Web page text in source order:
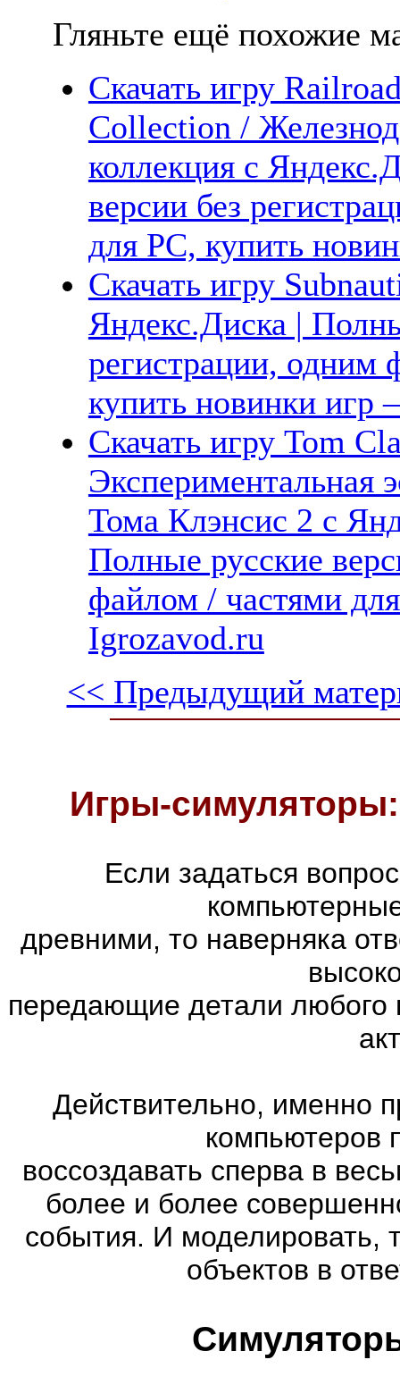
Гляньте ещё похожие
Скачать игру
Collection /
коллекция с
версии без
для PC, купить
Скачать игру
Яндекс.Диска |
регистрации, одним
купить новинки
Скачать игру Tom
Экспериментальная
Тома Клэнсис 2 с
Полные русские
файлом / частями
Igrozavod.ru
<< Предыдущий
Игры-
Если задаться
древними, то наверняка
передающие детали любого
Действительно, именно
компьютеров
воссоздавать сперва в
более и более
события. И моделировать,
объектов в